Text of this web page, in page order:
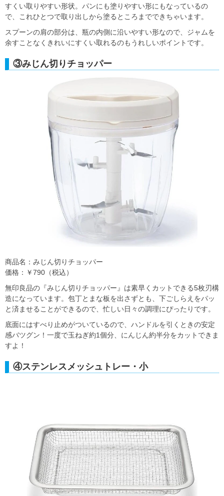
すくい取りやすい形状。パンにも塗りやすい形にもなっているの
で、これひとつで取り出しから塗るところまでできちゃいます。
スプーンの肩の部分は、瓶の内側に沿いやすい形なので、ジャムを
余すことなくきれいにすくい取れるのもうれしいポイントです。
③みじん切りチョッパー
商品名：みじん切りチョッパー
価格：￥790（税込）
無印良品の『みじん切りチョッパー』は素早くカットできる5枚刃構
造になっています。包丁とまな板を出さずとも、下ごしらえをパッ
と済ませることができるので、忙しい日々の調理にぴったりです。
底面にはすべり止めがついているので、ハンドルを引くときの安定
感バツグン！一度で玉ねぎ約1個分、にんじん約半分をカットできま
すよ！
④ステンレスメッシュトレー・小